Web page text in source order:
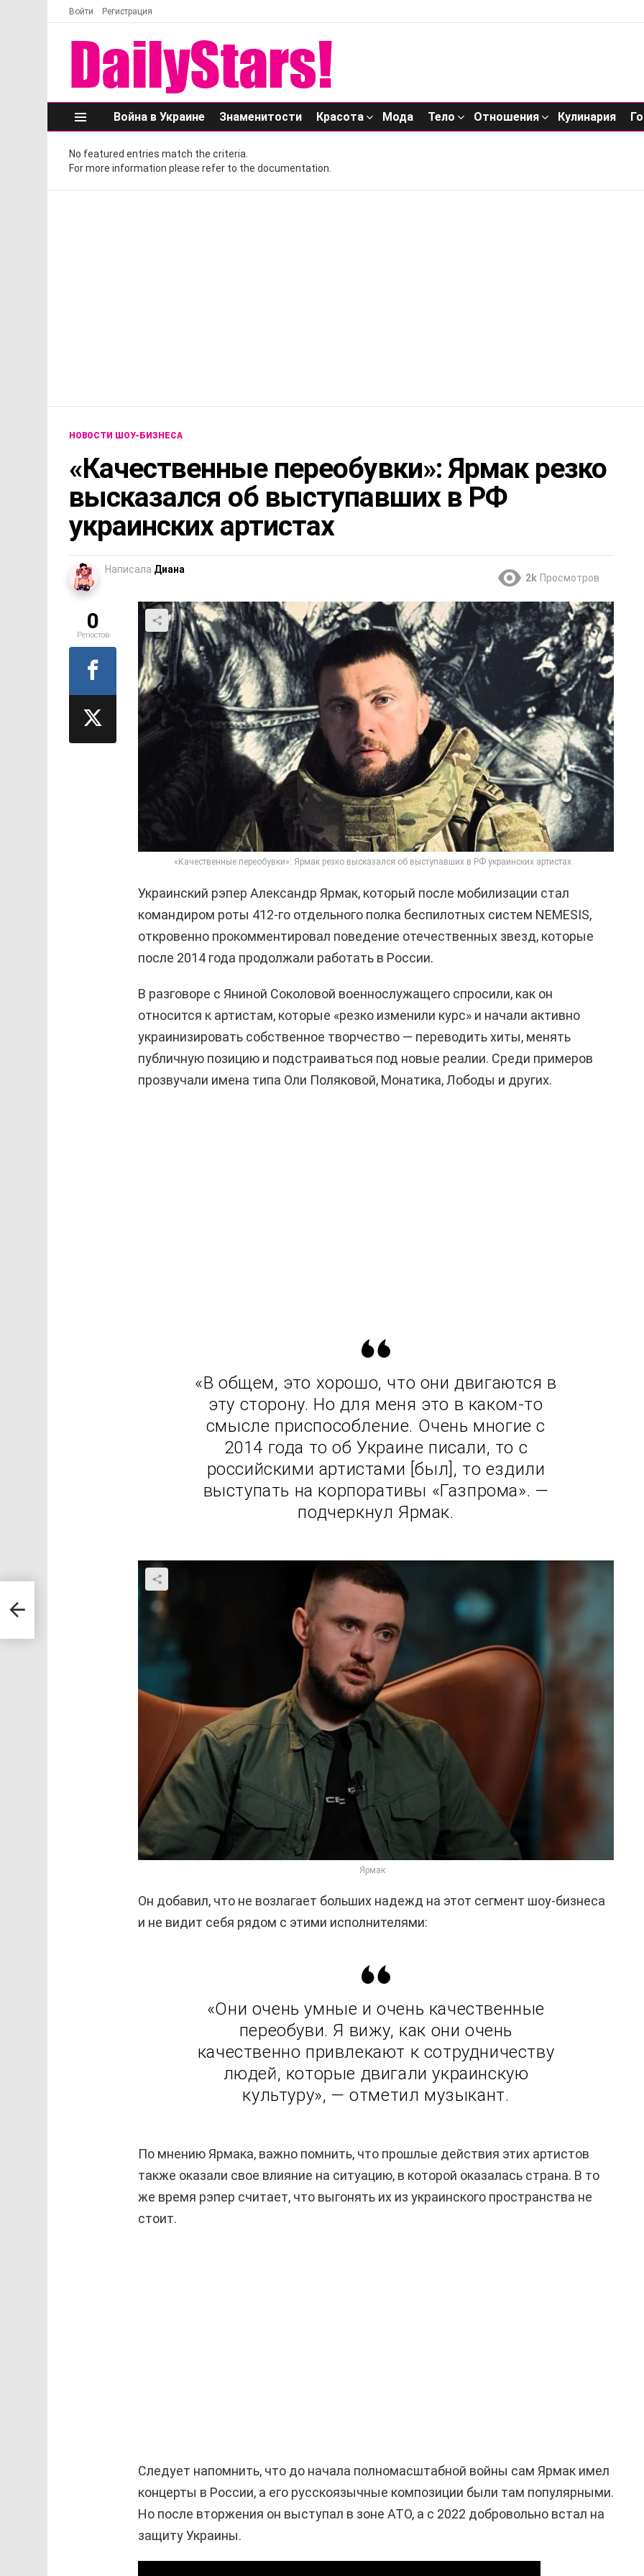
Войти Регистрация
Меню
Война в Украине Знаменитости Красота Мода Тело Отношения Кулинария
No featured entries match the criteria.
For more information please refer to the documentation.
НОВОСТИ ШОУ-БИЗНЕСА
«Качественные переобувки»: Ярмак резко
высказался об выступавших в РФ
украинских артистах
Написала Диана
2k Просмотров
«Качественные переобувки»: Ярмак резко высказался об выступавших в РФ украинских артистах
Украинский рэпер Александр Ярмак, который после мобилизации стал
командиром роты 412-го отдельного полка беспилотных систем NEMESIS,
откровенно прокомментировал поведение отечественных звезд, которые
после 2014 года продолжали работать в России.
В разговоре с Яниной Соколовой военнослужащего спросили, как он
относится к артистам, которые «резко изменили курс» и начали активно
украинизировать собственное творчество — переводить хиты, менять
публичную позицию и подстраиваться под новые реалии. Среди примеров
прозвучали имена типа Оли Поляковой, Монатика, Лободы и других.
«В общем, это хорошо, что они двигаются в
эту сторону. Но для меня это в каком-то
смысле приспособление. Очень многие с
2014 года то об Украине писали, то с
российскими артистами [был], то ездили
выступать на корпоративы «Газпрома». —
подчеркнул Ярмак.
Ярмак
Он добавил, что не возлагает больших надежд на этот сегмент шоу-бизнеса
и не видит себя рядом с этими исполнителями:
«Они очень умные и очень качественные
переобуви. Я вижу, как они очень
качественно привлекают к сотрудничеству
людей, которые двигали украинскую
культуру», — отметил музыкант.
По мнению Ярмака, важно помнить, что прошлые действия этих артистов
также оказали свое влияние на ситуацию, в которой оказалась страна. В то
же время рэпер считает, что выгонять их из украинского пространства не
стоит.
Следует напомнить, что до начала полномасштабной войны сам Ярмак имел
концерты в России, а его русскоязычные композиции были там популярными.
Но после вторжения он выступал в зоне АТО, а с 2022 добровольно встал на
защиту Украины.
0
Репостов